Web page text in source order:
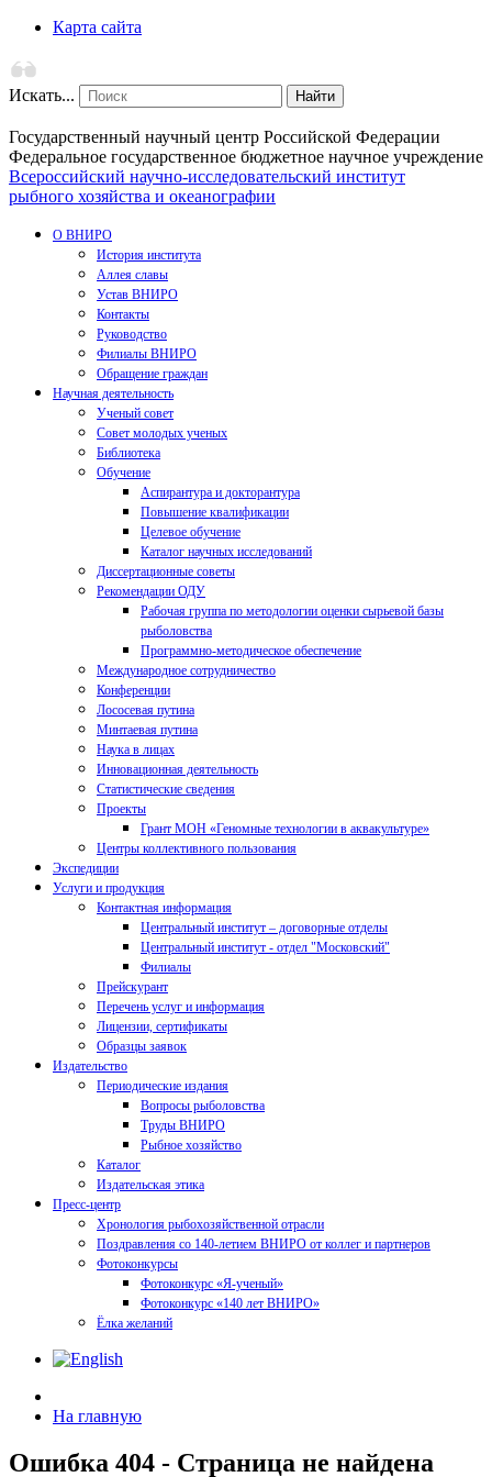
Карта сайта
Искать... Найти
Государственный научный центр Российской Федерации
Федеральное государственное бюджетное научное учреждение
Всероссийский научно-исследовательский институт
рыбного хозяйства и океанографии
О ВНИРО
История института
Аллея славы
Устав ВНИРО
Контакты
Руководство
Филиалы ВНИРО
Обращение граждан
Научная деятельность
Ученый совет
Совет молодых ученых
Библиотека
Обучение
Аспирантура и докторантура
Повышение квалификации
Целевое обучение
Каталог научных исследований
Диссертационные советы
Рекомендации ОДУ
Рабочая группа по методологии оценки сырьевой базы
рыболовства
Программно-методическое обеспечение
Международное сотрудничество
Конференции
Лососевая путина
Минтаевая путина
Наука в лицах
Инновационная деятельность
Статистические сведения
Проекты
Грант МОН «Геномные технологии в аквакультуре»
Центры коллективного пользования
Экспедиции
Услуги и продукция
Контактная информация
Центральный институт – договорные отделы
Центральный институт - отдел "Московский"
Филиалы
Прейскурант
Перечень услуг и информация
Лицензии, сертификаты
Образцы заявок
Издательство
Периодические издания
Вопросы рыболовства
Труды ВНИРО
Рыбное хозяйство
Каталог
Издательская этика
Пресс-центр
Хронология рыбохозяйственной отрасли
Поздравления со 140-летием ВНИРО от коллег и партнеров
Фотоконкурсы
Фотоконкурс «Я-ученый»
Фотоконкурс «140 лет ВНИРО»
Ёлка желаний
На главную
Ошибка 404 - Страница не найдена